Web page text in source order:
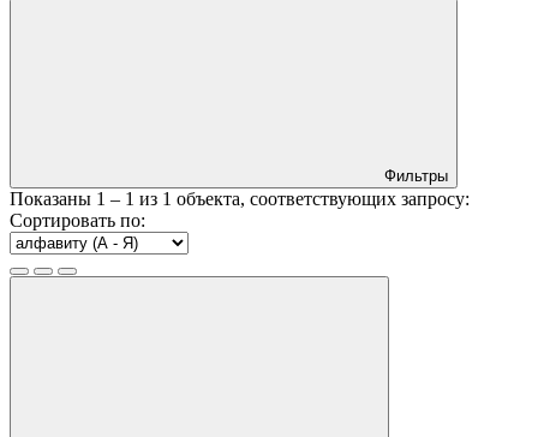
Фильтры
Показаны 1 – 1 из 1 объекта, соответствующих запросу:
Сортировать по: